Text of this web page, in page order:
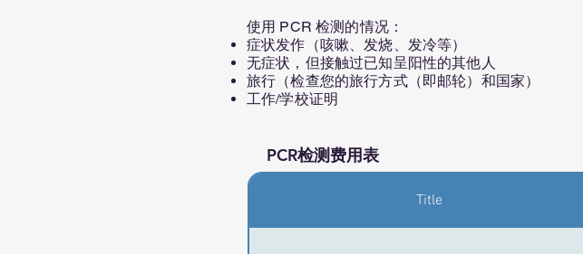
使用 PCR 检测的情况：
症状发作（咳嗽、发烧、发冷等）
无症状，但接触过已知呈阳性的其他人
旅行（检查您的旅行方式（即邮轮）和国家）
工作/学校证明
PCR检测费用表
Title